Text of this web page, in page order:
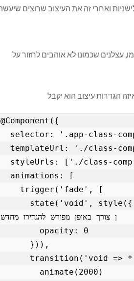
עצלנים שכמונו לא אוהבים לחזור על
@Component({
ן צורך באופן מפורש להגדירו מחדש